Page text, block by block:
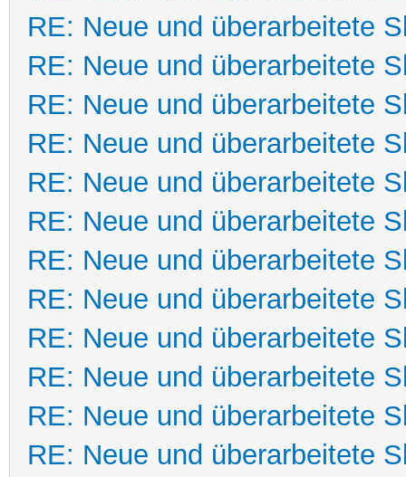
RE: Neue und überarbeitete
RE: Neue und überarbeitete
RE: Neue und überarbeitete
RE: Neue und überarbeitete
RE: Neue und überarbeitete
RE: Neue und überarbeitete
RE: Neue und überarbeitete
RE: Neue und überarbeitete
RE: Neue und überarbeitete
RE: Neue und überarbeitete
RE: Neue und überarbeitete
RE: Neue und überarbeitete